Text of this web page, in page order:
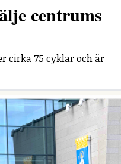
centrums
cirka 75 cyklar och är